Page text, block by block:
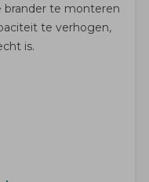
brander te monteren
te verhogen,
is.